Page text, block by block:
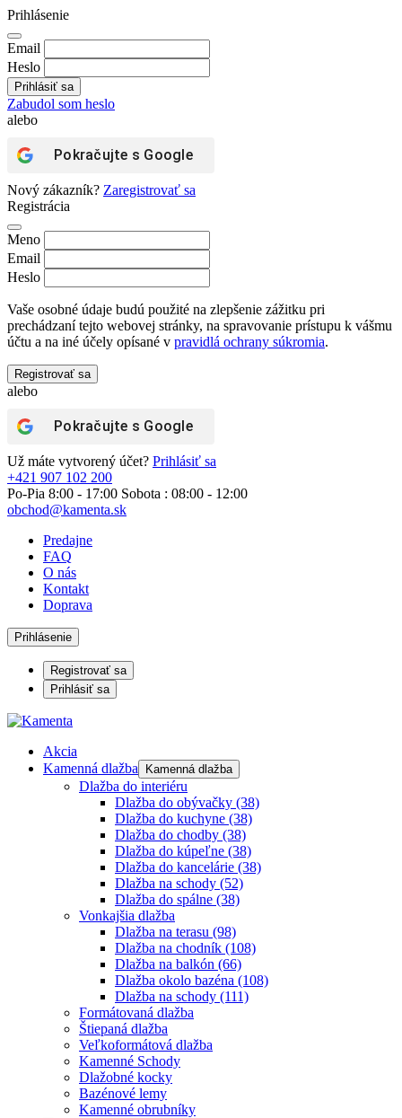
Prihlásenie
Email
Heslo
Zabudol som heslo
alebo
Pokračujte s Google
Nový zákazník? Zaregistrovať sa
Registrácia
Meno
Email
Heslo
Vaše osobné údaje budú použité na zlepšenie zážitku pri
prechádzaní tejto webovej stránky, na spravovanie prístupu k vášmu
účtu a na iné účely opísané v pravidlá ochrany súkromia.
Registrovať sa
alebo
Pokračujte s Google
Už máte vytvorený účet? Prihlásiť sa
+421 907 102 200
Po-Pia 8:00 - 17:00 Sobota : 08:00 - 12:00
obchod@kamenta.sk
Predajne
FAQ
O nás
Kontakt
Doprava
Prihlásenie
Registrovať sa
Prihlásiť sa
Akcia
Kamenná dlažba
Kamenná dlažba
Dlažba do interiéru
Dlažba do obývačky (38)
Dlažba do kuchyne (38)
Dlažba do chodby (38)
Dlažba do kúpeľne (38)
Dlažba do kancelárie (38)
Dlažba na schody (52)
Dlažba do spálne (38)
Vonkajšia dlažba
Dlažba na terasu (98)
Dlažba na chodník (108)
Dlažba na balkón (66)
Dlažba okolo bazéna (108)
Dlažba na schody (111)
Formátovaná dlažba
Štiepaná dlažba
Veľkoformátová dlažba
Kamenné Schody
Dlažobné kocky
Bazénové lemy
Kamenné obrubníky